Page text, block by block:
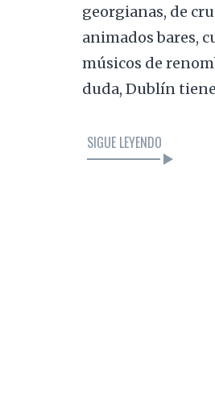
georgianas, de
animados bares,
músicos de
duda, Dublín
SIGUE LEYENDO